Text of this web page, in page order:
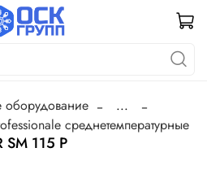
...
cреднетемпературные
SM 115 P